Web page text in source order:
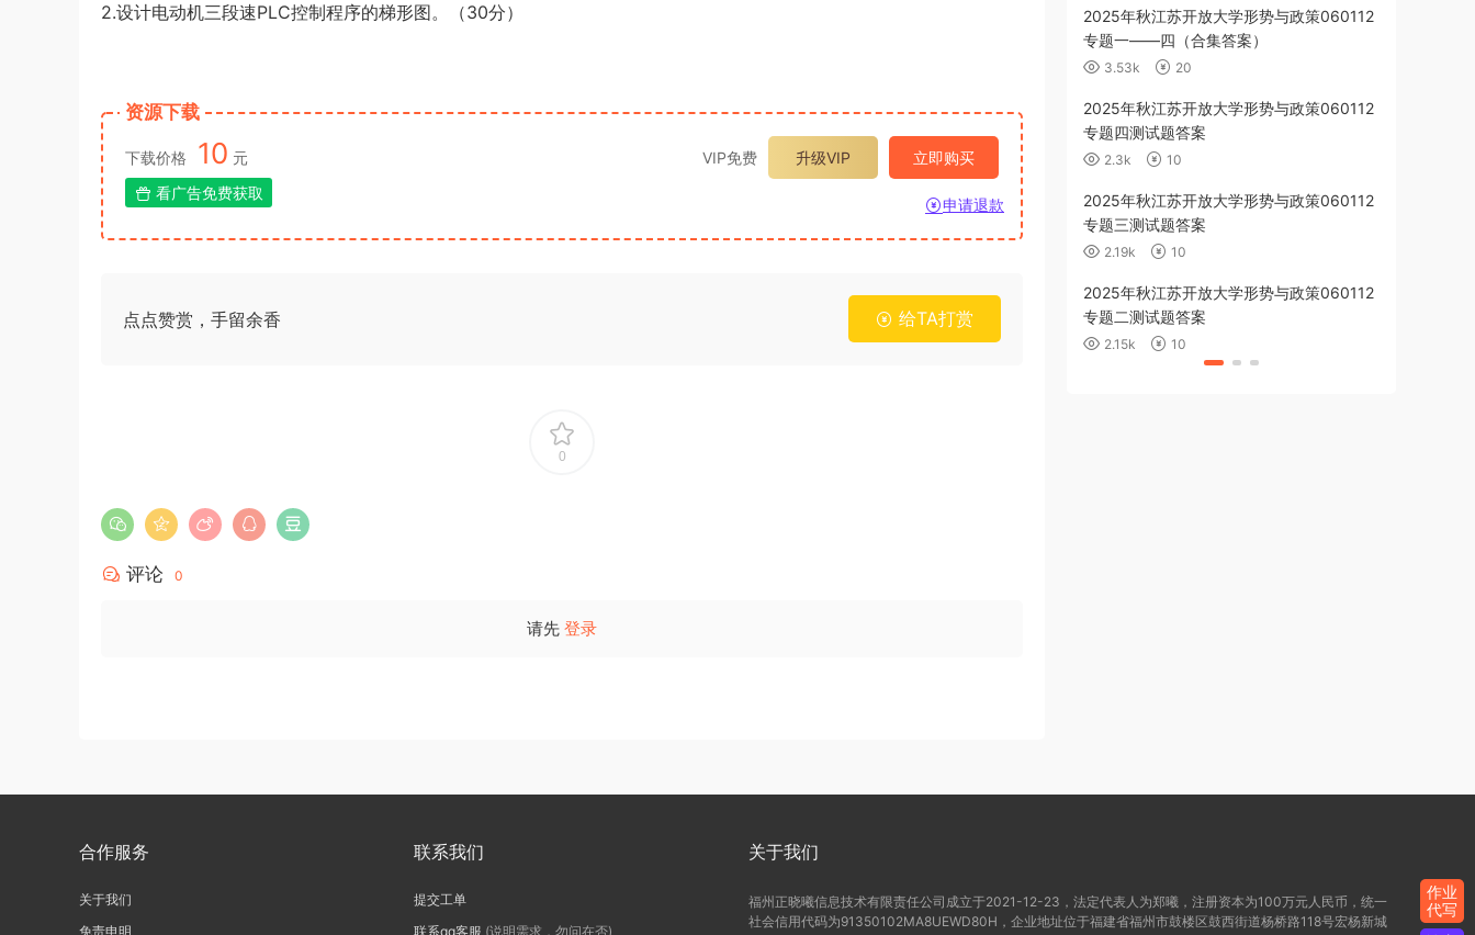
2.设计电动机三段速PLC控制程序的梯形图。（30分）
资源下载
下载价格 10 元 VIP免费 升级VIP 立即购买
申请退款
看广告免费获取
点点赞赏，手留余香 给TA打赏
0
评论 0
请先 登录
2025年秋江苏开放大学形势与政策060112
专题一——四（合集答案）
3.53k 20
2025年秋江苏开放大学形势与政策060112
专题四测试题答案
2.3k 10
2025年秋江苏开放大学形势与政策060112
专题三测试题答案
2.19k 10
2025年秋江苏开放大学形势与政策060112
专题二测试题答案
2.15k 10
合作服务
关于我们
免责申明
联系我们
提交工单
联系qq客服 (说明需求，勿问在否)
关于我们
福州正晓曦信息技术有限责任公司成立于2021-12-23，法定代表人为郑曦，注册资本为100万元人民币，统一
社会信用代码为91350102MA8UEWD80H，企业地址位于福建省福州市鼓楼区鼓西街道杨桥路118号宏杨新城
作业
代写